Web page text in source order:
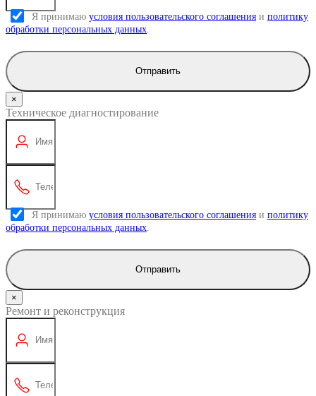
Я принимаю условия пользовательского соглашения и политику
обработки персональных данных
Отправить
×
Техническое диагностирование
Я принимаю условия пользовательского соглашения и политику
обработки персональных данных
Отправить
×
Ремонт и реконструкция